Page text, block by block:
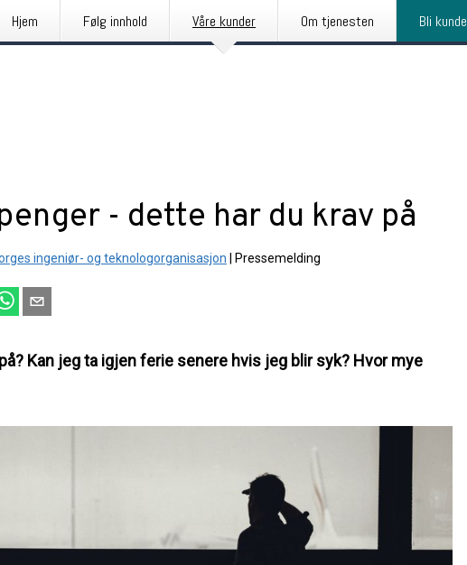
Hjem Følg innhold Våre kunder Om tjenesten Bli kunde
- dette har du krav på
ingeniør- og teknologorganisasjon Pressemelding
Kan jeg ta igjen ferie senere hvis jeg blir syk? Hvor mye